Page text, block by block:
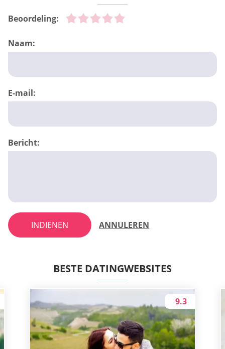
Beoordeling:
Naam:
E-mail:
Bericht:
INDIENEN ANNULEREN
BESTE DATINGWEBSITES
9.3